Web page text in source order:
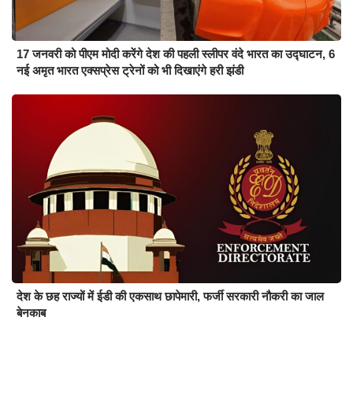
17 जनवरी को पीएम मोदी करेंगे देश की पहली स्लीपर वंदे भारत का उद्घाटन, 6
नई अमृत भारत एक्सप्रेस ट्रेनों को भी दिखाएंगे हरी झंडी
देश के छह राज्यों में ईडी की एकसाथ छापेमारी, फर्जी सरकारी नौकरी का जाल
बेनकाब